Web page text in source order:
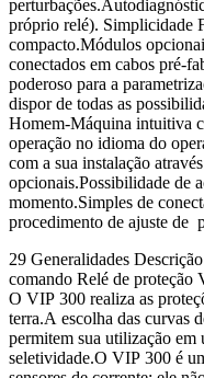
próprio relé). Simplicidade
compacto.Módulos
conectados em cabos pré-
poderoso para a
dispor de todas as
Homem-Máquina intuitiva
operação no idioma do
com a sua instalação
opcionais.Possibilidade de
momento.Simples de
procedimento de ajuste de
29 Generalidades
comando Relé de
O VIP 300 realiza as
terra.A escolha das curvas
permitem sua utilização em
seletividade.O VIP 300 é